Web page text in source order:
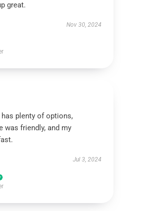
great.
Nov 30, 2024
plenty of options,
was friendly, and my
Jul 3, 2024